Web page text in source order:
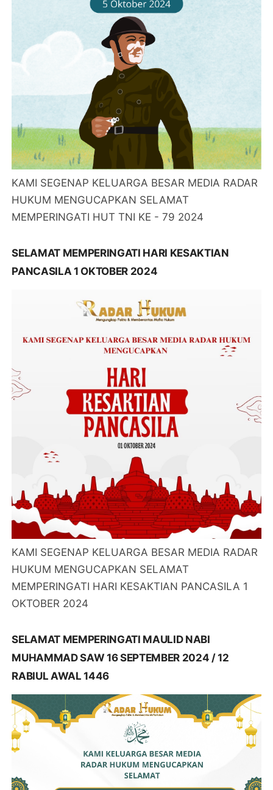
KAMI SEGENAP KELUARGA BESAR MEDIA RADAR
HUKUM MENGUCAPKAN SELAMAT
MEMPERINGATI HUT TNI KE - 79 2024
SELAMAT MEMPERINGATI HARI KESAKTIAN
PANCASILA 1 OKTOBER 2024
KAMI SEGENAP KELUARGA BESAR MEDIA RADAR
HUKUM MENGUCAPKAN SELAMAT
MEMPERINGATI HARI KESAKTIAN PANCASILA 1
OKTOBER 2024
SELAMAT MEMPERINGATI MAULID NABI
MUHAMMAD SAW 16 SEPTEMBER 2024 / 12
RABIUL AWAL 1446